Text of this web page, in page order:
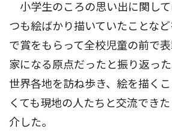
小学生のころの思い出に関し
つも絵ばかり描いていたことな
で賞をもらって全校児童の前で
家になる原点だったと振り返っ
世界各地を訪ね歩き、絵を描く
くても現地の人たちと交流でき
介した。